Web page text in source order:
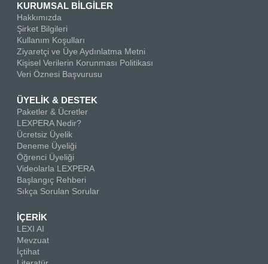
KURUMSAL BİLGİLER
Hakkımızda
Şirket Bilgileri
Kullanım Koşulları
Ziyaretçi ve Üye Aydınlatma Metni
Kişisel Verilerin Korunması Politikası
Veri Öznesi Başvurusu
ÜYELİK & DESTEK
Paketler & Ücretler
LEXPERA Nedir?
Ücretsiz Üyelik
Deneme Üyeliği
Öğrenci Üyeliği
Videolarla LEXPERA
Başlangıç Rehberi
Sıkça Sorulan Sorular
İÇERİK
LEXI AI
Mevzuat
İçtihat